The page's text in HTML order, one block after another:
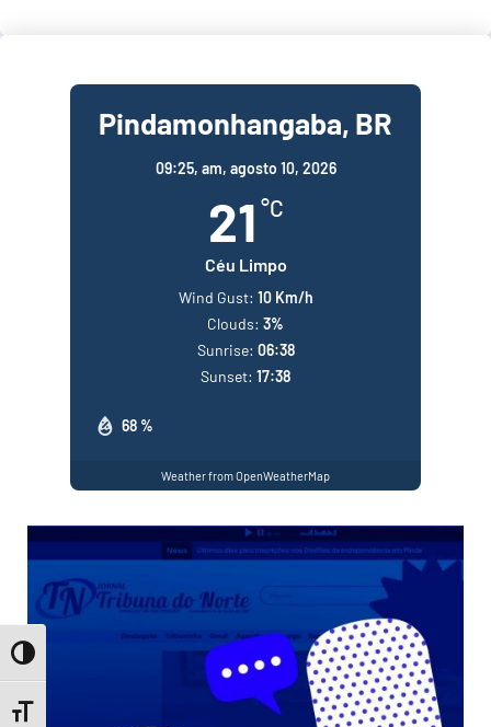
Toggle High Contrast
Toggle Font size
Pindamonhangaba, BR
09:25, am, agosto 10, 2026
21 °C
Céu Limpo
68 %
Wind Gust: 10 Km/h
Clouds: 3%
Sunrise: 06:38
Sunset: 17:38
Weather from OpenWeatherMap